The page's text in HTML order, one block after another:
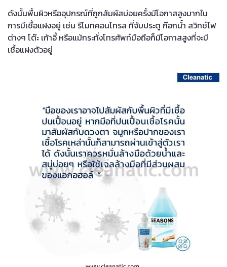
ดังนั้นพื้นผิวหรืออุปกรณ์ที่ถูกสัมผัสบ่อยครั้งมีโอกาสสูงมากใน
การมีเชื้อแฝงอยู่ เช่น รีโมทคอนโทรล ที่จับประตู ก๊อกน้ำ สวิทช์ไฟ
ต่างๆ โต๊ะ เก้าอี้ หรือแม้กระทั่งโทรศัพท์มือถือก็มีโอกาสสูงที่จะมี
เชื้อแฝงตัวอยู่